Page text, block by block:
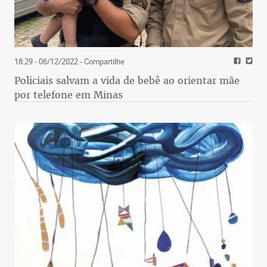
Qual a vantagem desse modelo relativamente ao
anterior, do plano de amortização? É que vai ter
um equacionamento ao longo de um período de
tempo mais longo, algo entre 80 a 90 anos, período
em que ainda vai haver pessoas dentro daquele
fundo em extinção. É talvez a saída mais adequada
para estados como o meu Piauí, em função de o
déficit ser ainda elevado, apesar das inúmeras
18:29 - 06/12/2022- Compartilhe
Policiais salvam a vida de bebê ao orientar mãe
por telefone em Minas